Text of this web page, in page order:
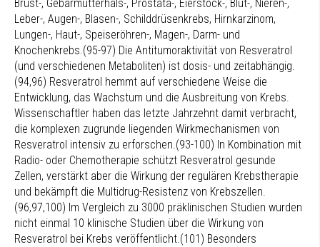
Brust-, Gebärmutterhals-, Prostata-, Eierstock-, Blut-, Nieren-,
Leber-, Augen-, Blasen-, Schilddrüsenkrebs, Hirnkarzinom,
Lungen-, Haut-, Speiseröhren-, Magen-, Darm- und
Knochenkrebs.(95-97) Die Antitumoraktivität von Resveratrol
(und verschiedenen Metaboliten) ist dosis- und zeitabhängig.
(94,96) Resveratrol hemmt auf verschiedene Weise die
Entwicklung, das Wachstum und die Ausbreitung von Krebs.
Wissenschaftler haben das letzte Jahrzehnt damit verbracht,
die komplexen zugrunde liegenden Wirkmechanismen von
Resveratrol intensiv zu erforschen.(93-100) In Kombination mit
Radio- oder Chemotherapie schützt Resveratrol gesunde
Zellen, verstärkt aber die Wirkung der regulären Krebstherapie
und bekämpft die Multidrug-Resistenz von Krebszellen.
(96,97,100) Im Vergleich zu 3000 präklinischen Studien wurden
nicht einmal 10 klinische Studien über die Wirkung von
Resveratrol bei Krebs veröffentlicht.(101) Besonders